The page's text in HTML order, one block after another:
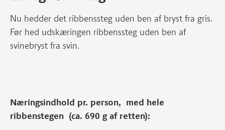
Nu hedder det ribbenssteg uden ben af bryst fra gris.
Før hed udskæringen ribbenssteg uden ben af
svinebryst fra svin.
Næringsindhold pr. person, med hele
ribbenstegen (ca. 690 g af retten):